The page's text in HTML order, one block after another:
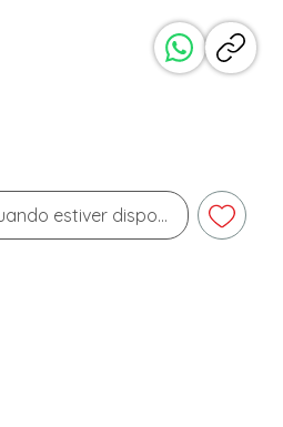
estiver disponível